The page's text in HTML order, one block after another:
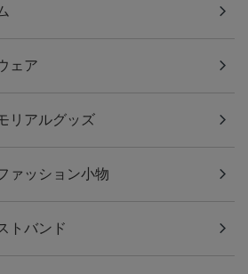
ェア
リアルグッズ
ァッション小物
トバンド